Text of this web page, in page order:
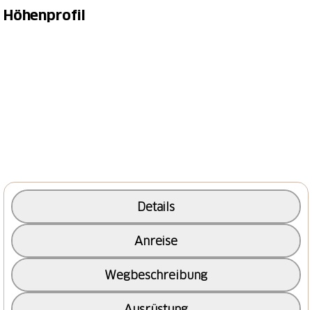
Heute beeindrucken in diesem idyllischen Seitental
die unberührte Natur und die traditionellen
Walserhäuser. Aber wer waren die Walser – und
welche Geschichte steckt hinter dem Walserweg?
Um das Jahr 1300 fanden die ersten Walser den
Weg ins Fondei. Auf diesem Themenweg begibst du
Höhenprofil
Details
Anreise
Wegbeschreibung